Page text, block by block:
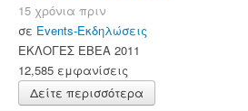
15 χρόνια πριν
σε Events-Εκδηλώσεις
ΕΚΛΟΓΕΣ ΕΒΕΑ 2011
12,585 εμφανίσεις
Δείτε περισσότερα